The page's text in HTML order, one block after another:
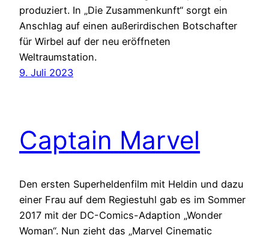
produziert. In „Die Zusammenkunft“ sorgt ein
Anschlag auf einen außerirdischen Botschafter
für Wirbel auf der neu eröffneten
Weltraumstation.
9. Juli 2023
Captain Marvel
Den ersten Superheldenfilm mit Heldin und dazu
einer Frau auf dem Regiestuhl gab es im Sommer
2017 mit der DC-Comics-Adaption „Wonder
Woman“. Nun zieht das „Marvel Cinematic